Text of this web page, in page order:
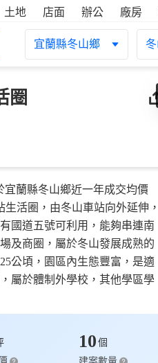
土地 店面 辦公 廠房
宜蘭縣冬山鄉
圈
宜蘭縣冬山鄉近一年成交均價
活圈，由冬山車站向外延伸，
國道五號可利用，能夠串連南
及商圈，屬於冬山發展成熟的
公頃，園區內生態豐富，是適
屬於體制外學校，其他學區學
10 個